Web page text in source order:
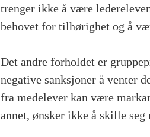
trenger ikke å være
behovet for tilhørighet og å
Det andre forholdet er
negative sanksjoner å venter
fra medelever kan være
annet, ønsker ikke å skille seg